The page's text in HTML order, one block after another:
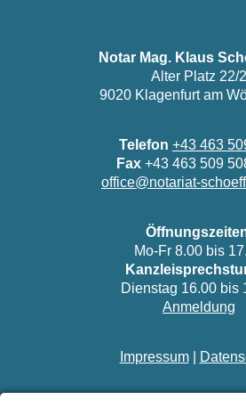
Notar Mag. Klaus
Alter Platz 22/2
9020 Klagenfurt am
Telefon +43 463
Fax+43 463 509
office@notariat-
Mo-Fr 8.00 bis
Dienstag 16.00 bis
Anmeldung
Impressum|